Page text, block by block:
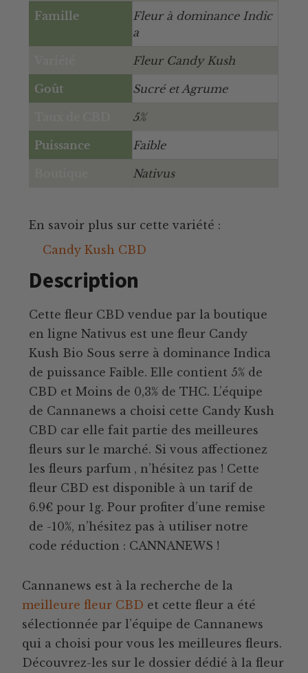
Famille
Fleur à dominance Indic
a
Fleur Candy Kush
Goût Sucré et Agrume
5%
Puissance Faible
Nativus
En savoir plus sur cette variété :
Candy Kush CBD
Description
Cette fleur CBD vendue par la boutique
en ligne Nativus est une fleur Candy
Kush Bio Sous serre à dominance Indica
de puissance Faible. Elle contient 5% de
CBD et Moins de 0,3% de THC. L’équipe
de Cannanews a choisi cette Candy Kush
CBD car elle fait partie des meilleures
fleurs sur le marché. Si vous affectionez
les fleurs parfum , n’hésitez pas ! Cette
fleur CBD est disponible à un tarif de
6.9€ pour 1g. Pour profiter d’une remise
de -10%, n’hésitez pas à utiliser notre
code réduction : CANNANEWS !
Cannanews est à la recherche de la
meilleure fleur CBD et cette fleur a été
sélectionnée par l’équipe de Cannanews
qui a choisi pour vous les meilleures fleurs.
Découvrez-les sur le dossier dédié à la fleur